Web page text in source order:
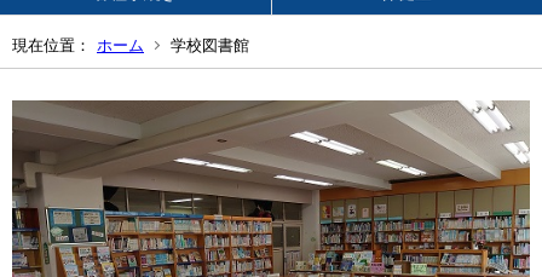
現在位置： ホーム 学校図書館